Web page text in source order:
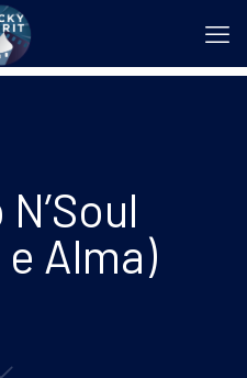
Alma)